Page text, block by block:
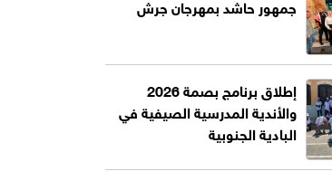
جمهور حاشد بمهرجان جرش
إطلاق برنامج بصمة 2026
والأندية المدرسية الصيفية في
البادية الجنوبية